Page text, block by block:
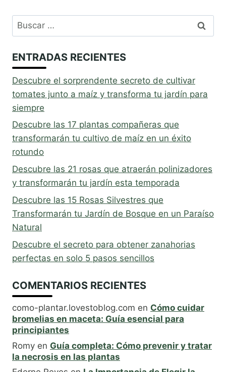
Buscar:
ENTRADAS RECIENTES
Descubre el sorprendente secreto de cultivar
tomates junto a maíz y transforma tu jardín para
siempre
Descubre las 17 plantas compañeras que
transformarán tu cultivo de maíz en un éxito
rotundo
Descubre las 21 rosas que atraerán polinizadores
y transformarán tu jardín esta temporada
Descubre las 15 Rosas Silvestres que
Transformarán tu Jardín de Bosque en un Paraíso
Natural
Descubre el secreto para obtener zanahorias
perfectas en solo 5 pasos sencillos
COMENTARIOS RECIENTES
como-plantar.lovestoblog.com en Cómo cuidar
bromelias en maceta: Guía esencial para
principiantes
Romy en Guía completa: Cómo prevenir y tratar
la necrosis en las plantas